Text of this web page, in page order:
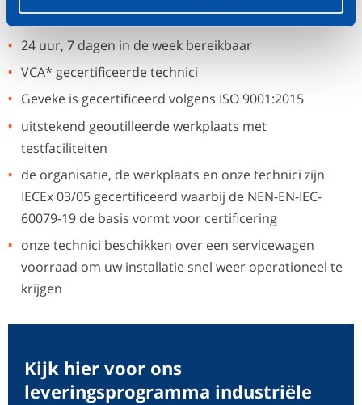
een flexibele, gespecialiseerde serviceorganisatie
24 uur, 7 dagen in de week bereikbaar
VCA* gecertificeerde technici
Geveke is gecertificeerd volgens ISO 9001:2015
uitstekend geoutilleerde werkplaats met
testfaciliteiten
de organisatie, de werkplaats en onze technici zijn
IECEx 03/05 gecertificeerd waarbij de NEN-EN-IEC-
60079-19 de basis vormt voor certificering
onze technici beschikken over een servicewagen
voorraad om uw installatie snel weer operationeel te
krijgen
Kijk hier voor ons
leveringsprogramma industriële